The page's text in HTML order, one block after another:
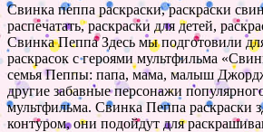
Свинка пеппа раскраски, раскраски
распечатать, раскраски для детей,
Свинка Пеппа Здесь мы подготовили
раскрасок с героями мультфильма
семья Пеппы: папа, мама, малыш
другие забавные персонажи
мультфильма. Свинка Пеппа раскраски
контуром, они подойдут для